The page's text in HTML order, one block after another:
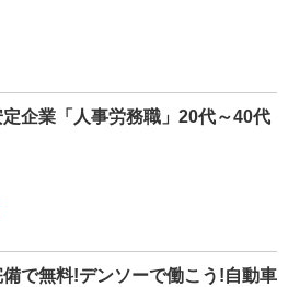
企業「人事労務職」20代～40代
で無料!デンソーで働こう!自動車